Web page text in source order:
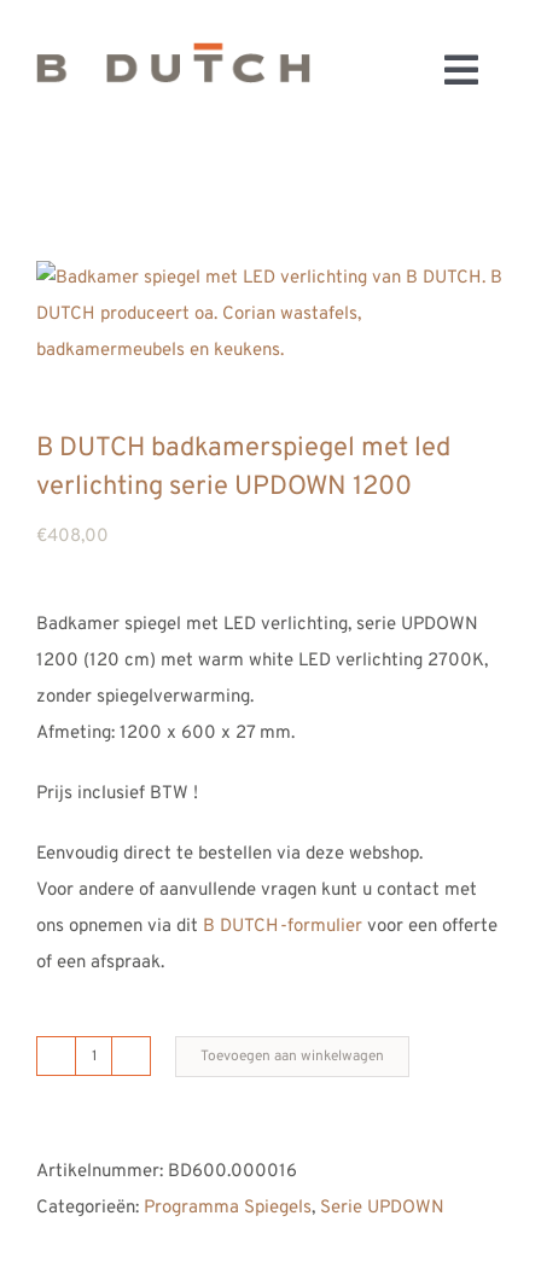
inhoud
OUTLET
B DUTCH badkamerspiegel met led
verlichting serie UPDOWN 1200
€408,00
Badkamer spiegel met LED verlichting, serie UPDOWN
1200 (120 cm) met warm white LED verlichting 2700K,
zonder spiegelverwarming.
Afmeting: 1200 x 600 x 27 mm.
Prijs inclusief BTW !
Eenvoudig direct te bestellen via deze webshop.
Voor andere of aanvullende vragen kunt u contact met
ons opnemen via dit B DUTCH-formulier voor een offerte
of een afspraak.
B
met
led
Toevoegen aan winkelwagen
Artikelnummer: BD600.000016
Categorieën: Programma Spiegels, Serie UPDOWN